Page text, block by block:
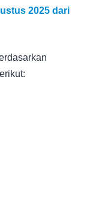
2025 dari